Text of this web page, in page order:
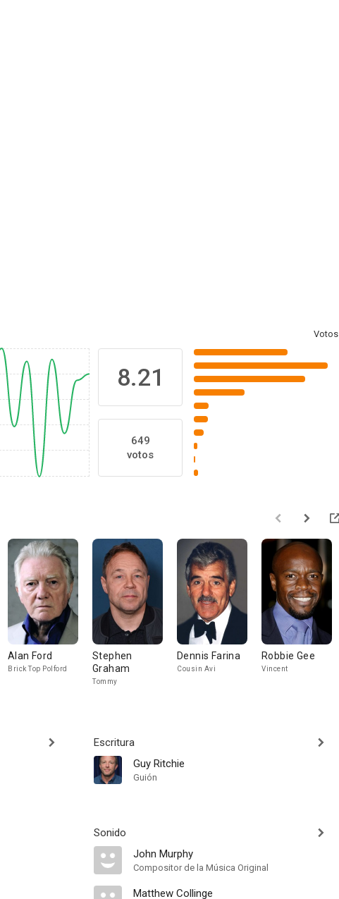
Votos
8.21
649
votos
Alan Ford
Brick Top Polford
Stephen
Graham
Tommy
Dennis Farina
Cousin Avi
Robbie Gee
Vincent
Escritura
Guy Ritchie
Guión
Sonido
John Murphy
Compositor de la Música Original
Matthew Collinge